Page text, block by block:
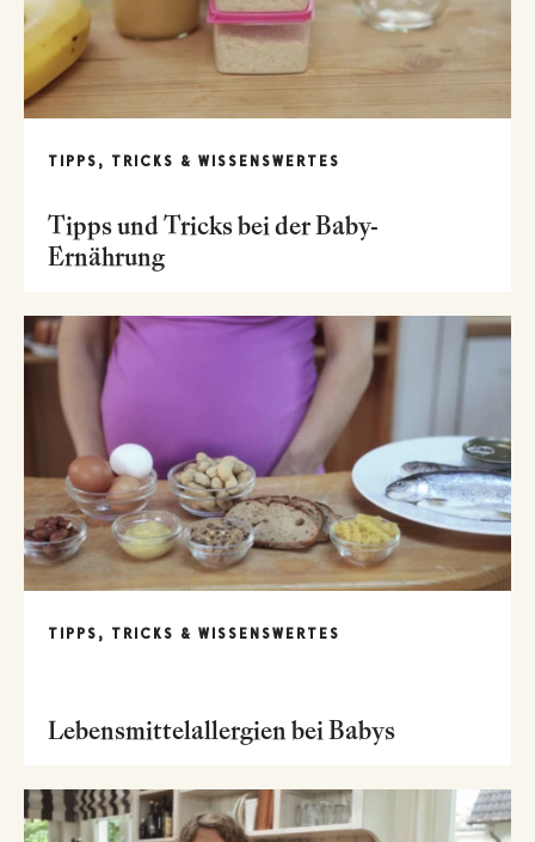
TIPPS, TRICKS & WISSENSWERTES
Tipps und Tricks bei der Baby-
Ernährung
TIPPS, TRICKS & WISSENSWERTES
Lebensmittelallergien bei Babys